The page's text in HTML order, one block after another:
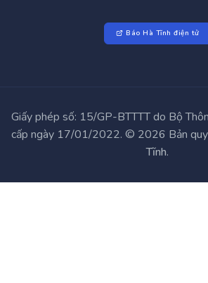
Báo Hà Tĩnh điện tử
Giấy phép số: 15/GP-BTTTT do Bộ
cấp ngày 17/01/2022. © 2026 Bản
Tĩnh.